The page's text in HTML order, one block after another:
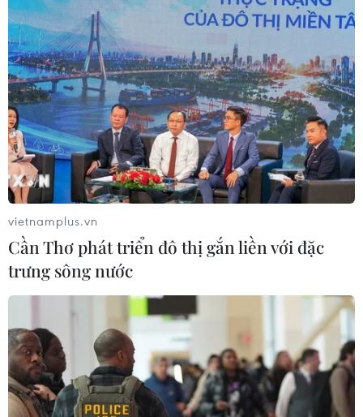
#làm đẹp #phong cách #thời trang
Theo dõi VietnamPlus
TIN LIÊN QUAN
vietnamplus.vn
Cần Thơ phát triển đô thị gắn liền với đặc
trưng sông nước